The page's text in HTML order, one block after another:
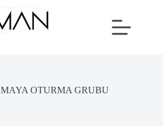
MAYA OTURMA GRUBU